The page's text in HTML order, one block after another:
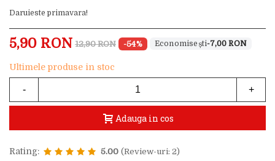
Daruieste primavara!
5,90 RON 12,90 RON -54% -7,00 RON
Ultimele produse in stoc
- +
Adauga in cos
Rating: 5.00 (Review-uri: 2)